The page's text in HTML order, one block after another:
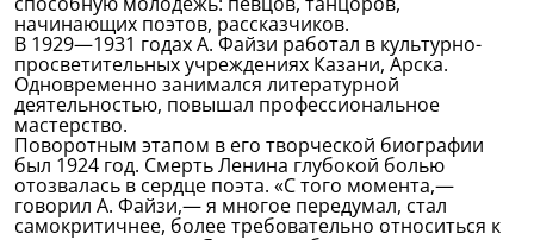
начинающих поэтов, рассказчиков.
В 1929—1931 годах А. Файзи работал в культурно-
просветительных учреждениях Казани, Арска.
Одновременно занимался литературной
деятельностью, повышал профессиональное
мастерство.
Поворотным этапом в его творческой биографии
был 1924 год. Смерть Ленина глубокой болью
отозвалась в сердце поэта. «С того момента,—
говорил А. Файзи,— я многое передумал, стал
самокритичнее, более требовательно относиться к